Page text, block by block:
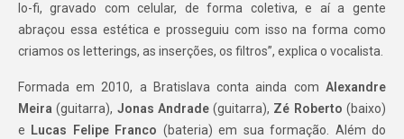
lo-fi, gravado com celular, de forma coletiva, e aí a gente
abraçou essa estética e prosseguiu com isso na forma como
criamos os letterings, as inserções, os filtros”, explica o vocalista.
Formada em 2010, a Bratislava conta ainda com Alexandre
Meira (guitarra), Jonas Andrade(guitarra), Zé Roberto (baixo)
e Lucas Felipe Franco (bateria) em sua formação. Além do